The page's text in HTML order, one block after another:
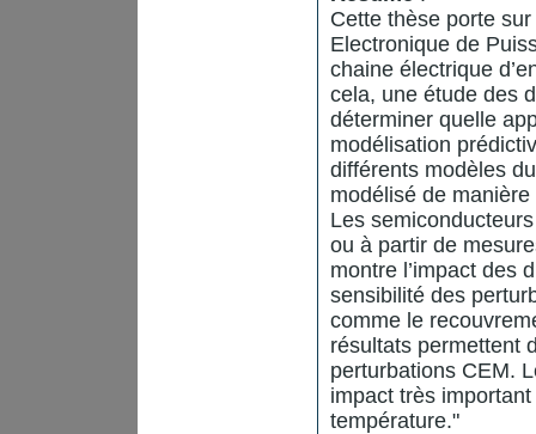
Cette thèse porte
Electronique de
chaine électrique
cela, une étude des
déterminer quelle
modélisation
différents modèles
modélisé de
Les
ou à partir de
montre l’impact des
sensibilité des
comme le
résultats permettent
perturbations CEM.
impact très
température."